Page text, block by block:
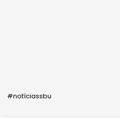
#notíciassbu